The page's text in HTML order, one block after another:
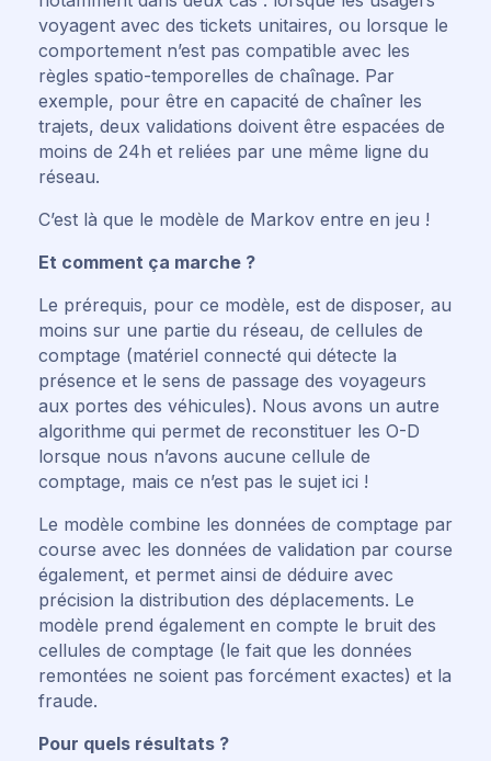
voyagent avec des tickets unitaires, ou lorsque le
comportement n’est pas compatible avec les
règles spatio-temporelles de chaînage. Par
exemple, pour être en capacité de chaîner les
trajets, deux validations doivent être espacées de
moins de 24h et reliées par une même ligne du
réseau.
C’est là que le modèle de Markov entre en jeu !
Et comment ça marche ?
Le prérequis, pour ce modèle, est de disposer, au
moins sur une partie du réseau, de cellules de
comptage (matériel connecté qui détecte la
présence et le sens de passage des voyageurs
aux portes des véhicules). Nous avons un autre
algorithme qui permet de reconstituer les O-D
lorsque nous n’avons aucune cellule de
comptage, mais ce n’est pas le sujet ici !
Le modèle combine les données de comptage par
course avec les données de validation par course
également, et permet ainsi de déduire avec
précision la distribution des déplacements. Le
modèle prend également en compte le bruit des
cellules de comptage (le fait que les données
remontées ne soient pas forcément exactes) et la
fraude.
Pour quels résultats ?